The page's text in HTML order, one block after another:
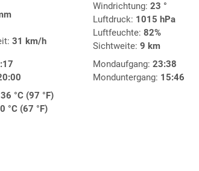
31 km/h
Windrichtung: 23 °
Luftdruck: 1015 hPa
Luftfeuchte: 82%
Sichtweite: 9 km
Mondaufgang: 23:38
Monduntergang: 15:46
36 °C (97 °F)
°C (67 °F)